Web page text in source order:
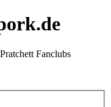
Fanclubs